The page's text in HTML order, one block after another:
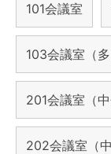
101会議室
103会議室（多
201会議室（
202会議室（